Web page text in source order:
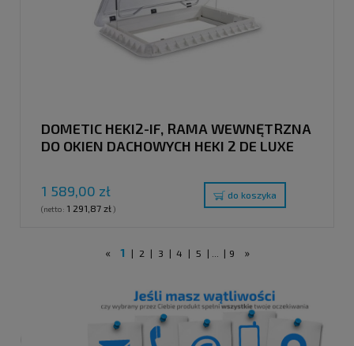
DOMETIC HEKI2-IF, RAMA WEWNĘTRZNA
DO OKIEN DACHOWYCH HEKI 2 DE LUXE
1 589,00 zł
(netto: 1 291,87 zł)
do koszyka
« 1 | 2 | 3 | 4 | 5 | | 9 »